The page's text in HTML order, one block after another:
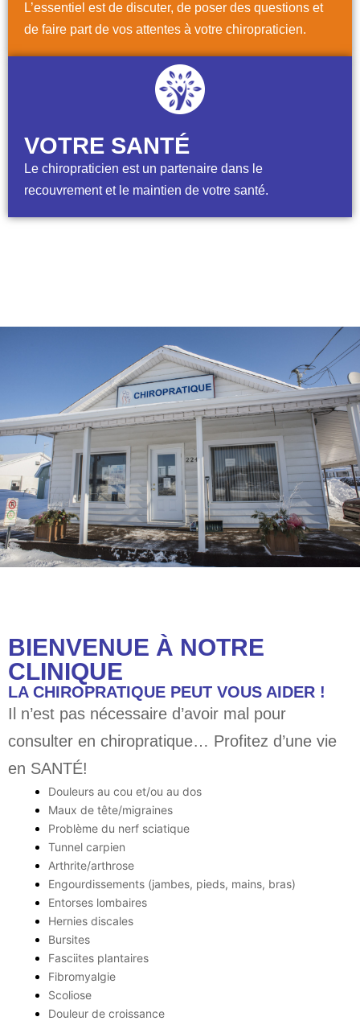
L’essentiel est de discuter, de poser des questions et
de faire part de vos attentes à votre chiropraticien.
VOTRE SANTÉ
Le chiropraticien est un partenaire dans le
recouvrement et le maintien de votre santé.
BIENVENUE À NOTRE
CLINIQUE
LA CHIROPRATIQUE PEUT VOUS AIDER !
Il n’est pas nécessaire d’avoir mal pour
consulter en chiropratique… Profitez d’une vie
en SANTÉ!
Douleurs au cou et/ou au dos
Maux de tête/migraines
Problème du nerf sciatique
Tunnel carpien
Arthrite/arthrose
Engourdissements (jambes, pieds, mains, bras)
Entorses lombaires
Hernies discales
Bursites
Fasciites plantaires
Fibromyalgie
Scoliose
Douleur de croissance